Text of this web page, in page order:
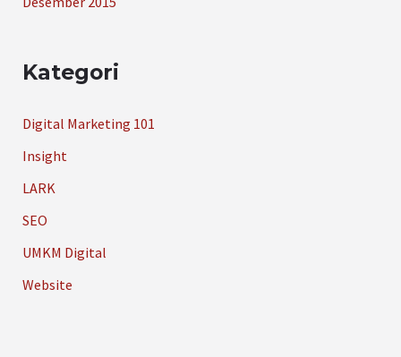
Kategori
Digital Marketing 101
Insight
LARK
SEO
UMKM Digital
Website